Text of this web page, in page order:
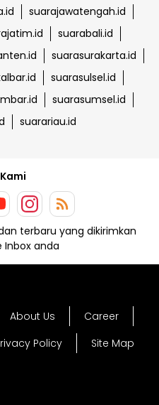
suarajawatengah.id
suarabali.id
suarasurakarta.id
suarasulsel.id
suarasumsel.id
suarariau.id
terbaru yang dikirimkan
Inbox anda
About Us
Career
Policy Site Map